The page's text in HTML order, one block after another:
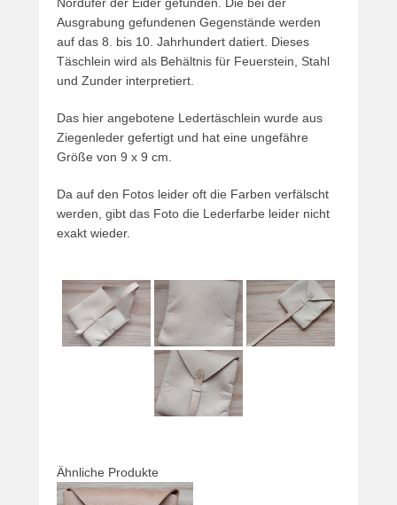
Ausgrabung gefundenen Gegenstände werden
auf das 8. bis 10. Jahrhundert datiert. Dieses
Täschlein wird als Behältnis für Feuerstein, Stahl
und Zunder interpretiert.
Das hier angebotene Ledertäschlein wurde aus
Ziegenleder gefertigt und hat eine ungefähre
Größe von 9 x 9 cm.
Da auf den Fotos leider oft die Farben verfälscht
werden, gibt das Foto die Lederfarbe leider nicht
exakt wieder.
Ähnliche Produkte